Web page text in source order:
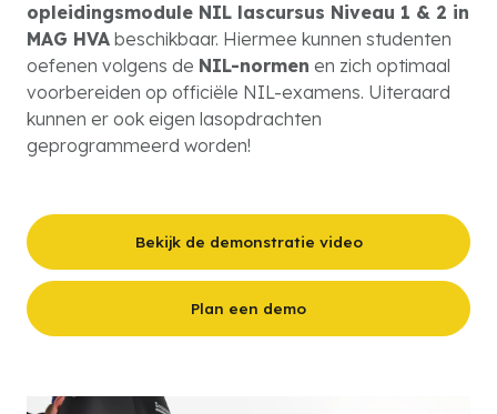
opleidingsmodule NIL lascursus Niveau 1 & 2 in
MAG HVA beschikbaar. Hiermee kunnen studenten
oefenen volgens de NIL-normen en zich optimaal
voorbereiden op officiële NIL-examens. Uiteraard
kunnen er ook eigen lasopdrachten
geprogrammeerd worden!
Bekijk de demonstratie video
Plan een demo